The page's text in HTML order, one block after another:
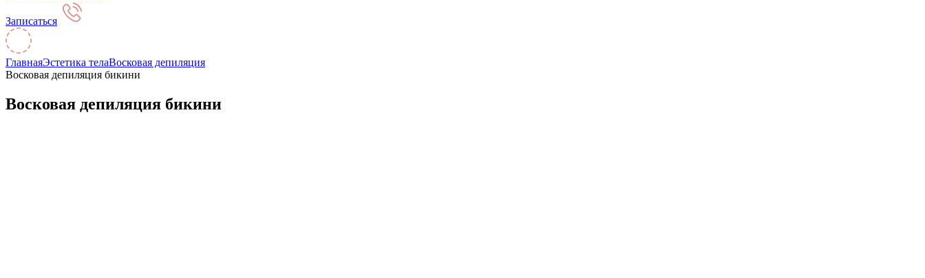
Записаться
ГлавнаяЭстетика телаВосковая депиляция
Восковая депиляция бикини
Восковая депиляция бикини